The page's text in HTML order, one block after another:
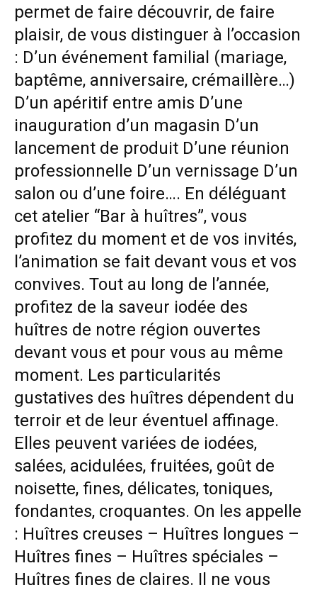
permet de faire découvrir, de faire
plaisir, de vous distinguer à l’occasion
: D’un événement familial (mariage,
baptême, anniversaire, crémaillère…)
D’un apéritif entre amis D’une
inauguration d’un magasin D’un
lancement de produit D’une réunion
professionnelle D’un vernissage D’un
salon ou d’une foire…. En déléguant
cet atelier “Bar à huîtres”, vous
profitez du moment et de vos invités,
l’animation se fait devant vous et vos
convives. Tout au long de l’année,
profitez de la saveur iodée des
huîtres de notre région ouvertes
devant vous et pour vous au même
moment. Les particularités
gustatives des huîtres dépendent du
terroir et de leur éventuel affinage.
Elles peuvent variées de iodées,
salées, acidulées, fruitées, goût de
noisette, fines, délicates, toniques,
fondantes, croquantes. On les appelle
: Huîtres creuses – Huîtres longues –
Huîtres fines – Huîtres spéciales –
Huîtres fines de claires. Il ne vous